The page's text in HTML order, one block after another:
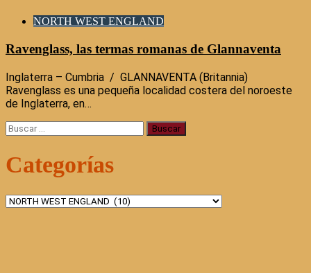
NORTH WEST ENGLAND
Ravenglass, las termas romanas de Glannaventa
Inglaterra – Cumbria / GLANNAVENTA (Britannia)
Ravenglass es una pequeña localidad costera del noroeste
de Inglaterra, en…
Buscar:
Categorías
Categorías